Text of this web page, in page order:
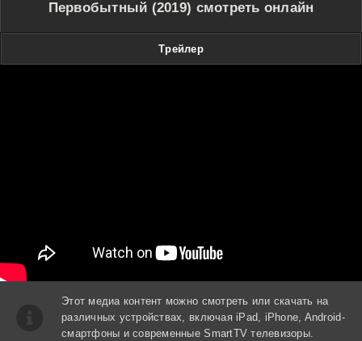
Первобытный (2019) смотреть онлайн
Трейлер
Этот медиа контент можно смотреть или скачать на
различных устройствах, включая iPad, iPhone, Android-
смартфоны и современные SmartTV телевизоры.